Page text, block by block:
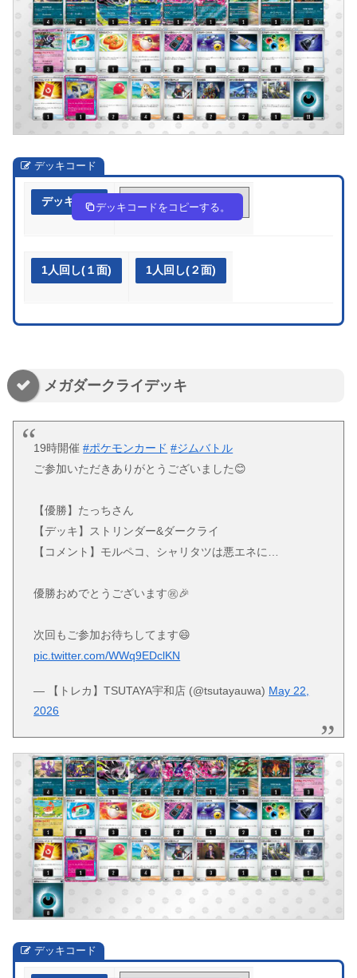
デッキコード
デッキ作成 LgHQnN-w36nmz-nn9nQ9
デッキコードをコピーする。
1人回し(１面) 1人回し(２面)
メガダークライデッキ
19時開催#ポケモンカード #ジムバトル
ご参加いただきありがとうございました😊
【優勝】たっちさん
【デッキ】ストリンダー&ダークライ
【コメント】モルペコ、シャリタツは悪エネに…
優勝おめでとうございます㊗️🎉
次回もご参加お待ちしてます😄
pic.twitter.com/WWq9EDclKN
— 【トレカ】TSUTAYA宇和店 (@tsutayauwa) May 22,
2026
デッキコード